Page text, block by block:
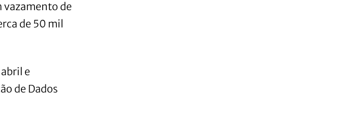
vazamento de
de 50 mil
e
de Dados